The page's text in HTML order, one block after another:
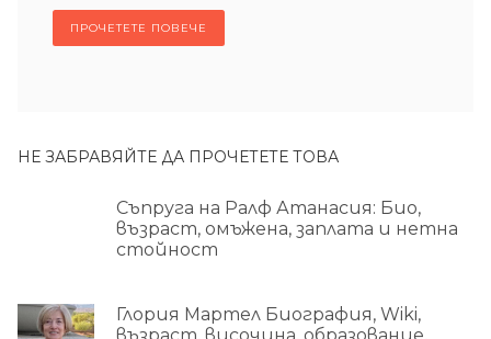
ПРОЧЕТЕТЕ ПОВЕЧЕ
НЕ ЗАБРАВЯЙТЕ ДА ПРОЧЕТЕТЕ ТОВА
Съпруга на Ралф Атанасия: Био,
възраст, омъжена, заплата и нетна
стойност
Глория Мартел Биография, Wiki,